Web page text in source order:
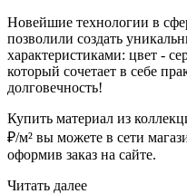
Новейшие технологии в
позволили создать
характеристиками: цвет -
который сочетает в себе
долговечность!
Купить материал из
₽/м² вы можете в сети
оформив заказ на сайте.
Читать далее